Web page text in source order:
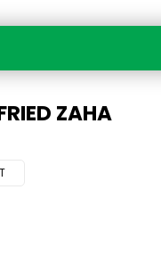
ZAHA